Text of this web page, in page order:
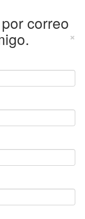
correo
×